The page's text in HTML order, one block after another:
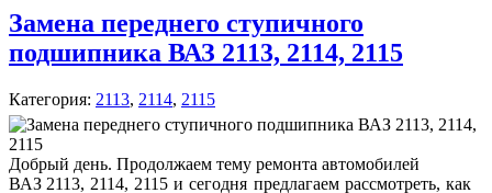
Замена переднего ступичного
подшипника ВАЗ 2113, 2114, 2115
Категория: 2113, 2114, 2115
Добрый день. Продолжаем тему ремонта автомобилей
ВАЗ 2113, 2114, 2115 и сегодня предлагаем рассмотреть, как